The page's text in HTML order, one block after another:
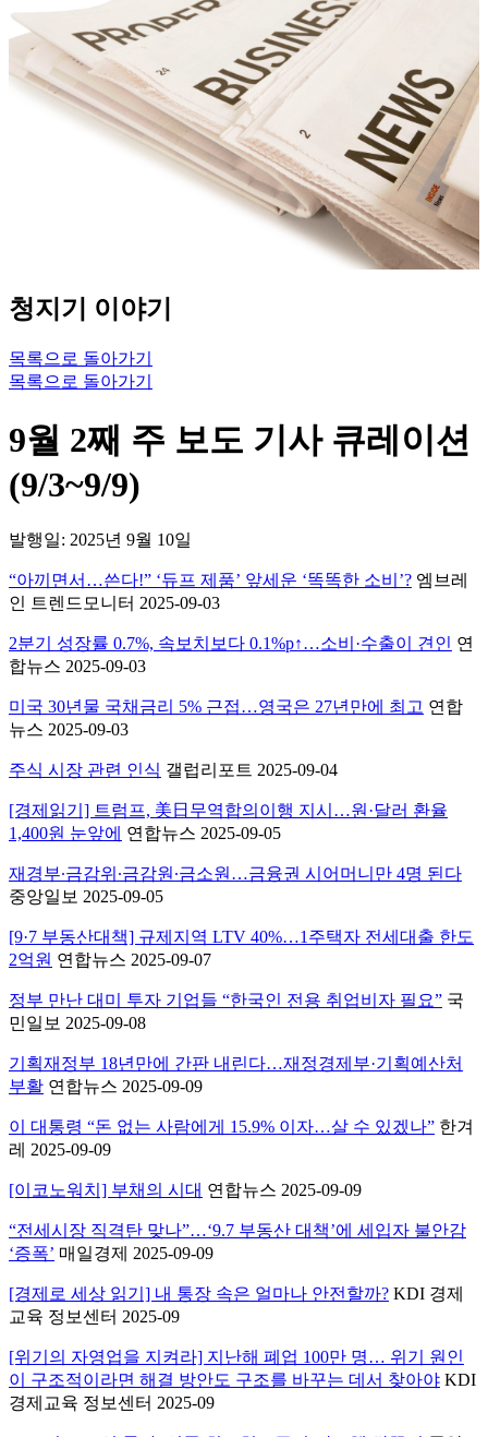
청지기 이야기
목록으로 돌아가기
목록으로 돌아가기
9월 2째 주 보도 기사 큐레이션
(9/3~9/9)
발행일: 2025년 9월 10일
“아끼면서…쓴다!” ‘듀프 제품’ 앞세운 ‘똑똑한 소비’? 엠브레
인 트렌드모니터 2025-09-03
2분기 성장률 0.7%, 속보치보다 0.1%p↑…소비·수출이 견인 연
합뉴스 2025-09-03
미국 30년물 국채금리 5% 근접…영국은 27년만에 최고 연합
뉴스 2025-09-03
주식 시장 관련 인식 갤럽리포트 2025-09-04
[경제읽기] 트럼프, 美日무역합의이행 지시…원·달러 환율
1,400원 눈앞에 연합뉴스 2025-09-05
재경부∙금감위∙금감원∙금소원…금융권 시어머니만 4명 된다
중앙일보 2025-09-05
[9·7 부동산대책] 규제지역 LTV 40%…1주택자 전세대출 한도
2억원 연합뉴스 2025-09-07
정부 만난 대미 투자 기업들 “한국인 전용 취업비자 필요” 국
민일보 2025-09-08
기획재정부 18년만에 간판 내린다…재정경제부·기획예산처
부활 연합뉴스 2025-09-09
이 대통령 “돈 없는 사람에게 15.9% 이자…살 수 있겠나” 한겨
레 2025-09-09
[이코노워치] 부채의 시대 연합뉴스 2025-09-09
“전세시장 직격탄 맞나”…‘9.7 부동산 대책’에 세입자 불안감
‘증폭’ 매일경제 2025-09-09
[경제로 세상 읽기] 내 통장 속은 얼마나 안전할까? KDI 경제
교육 정보센터 2025-09
[위기의 자영업을 지켜라] 지난해 폐업 100만 명… 위기 원인
이 구조적이라면 해결 방안도 구조를 바꾸는 데서 찾아야 KDI
경제교육 정보센터 2025-09